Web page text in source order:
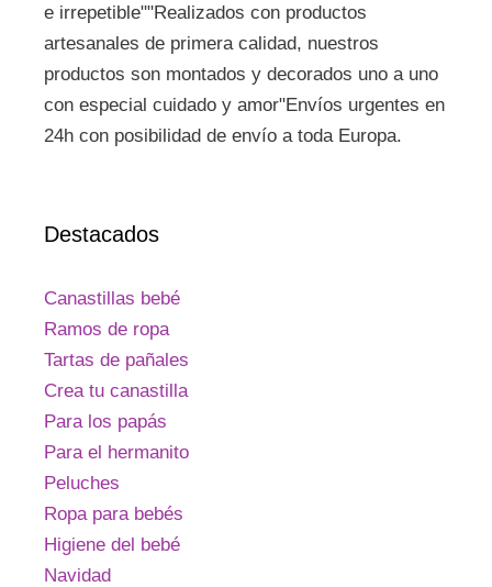
e irrepetible""Realizados con productos
artesanales de primera calidad, nuestros
productos son montados y decorados uno a uno
con especial cuidado y amor"Envíos urgentes en
24h con posibilidad de envío a toda Europa.
Destacados
Canastillas bebé
Ramos de ropa
Tartas de pañales
Crea tu canastilla
Para los papás
Para el hermanito
Peluches
Ropa para bebés
Higiene del bebé
Navidad